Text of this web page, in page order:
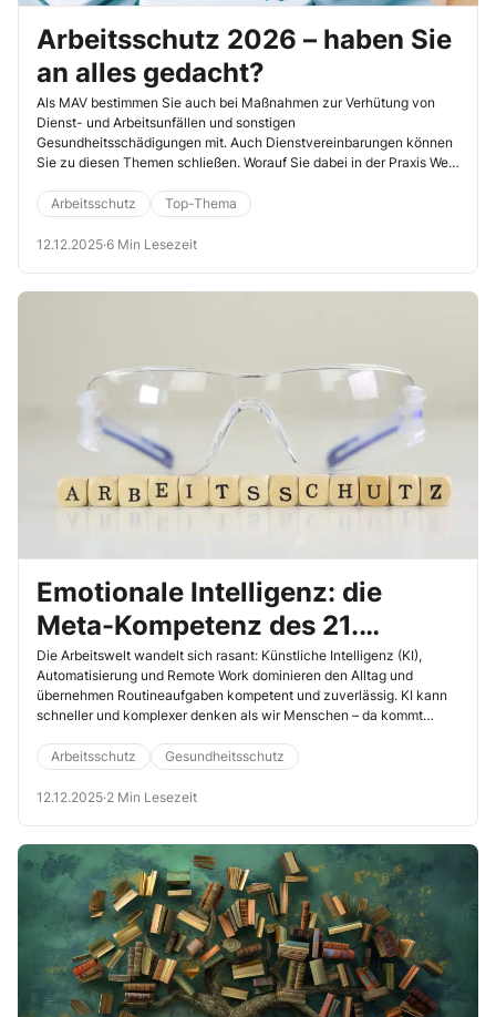
Arbeitsschutz 2026 – haben Sie
an alles gedacht?
Als MAV bestimmen Sie auch bei Maßnahmen zur Verhütung von
Dienst- und Arbeitsunfällen und sonstigen
Gesundheitsschädigungen mit. Auch Dienstvereinbarungen können
Sie zu diesen Themen schließen. Worauf Sie dabei in der Praxis Wert
Arbeitsschutz
Top-Thema
12.12.2025·6 Min Lesezeit
Emotionale Intelligenz: die
Meta-Kompetenz des 21.
Jahrhunderts
Die Arbeitswelt wandelt sich rasant: Künstliche Intelligenz (KI),
Automatisierung und Remote Work dominieren den Alltag und
übernehmen Routineaufgaben kompetent und zuverlässig. KI kann
schneller und komplexer denken als wir Menschen – da kommt
Klar ist, dass die Digitalisierung den Mensch-Faktor nicht ersetzen
kann. Im Gegenteil: Emotionale Kompetenz rückt in den Vordergrund.
Studien zeigen, dass die gute Zusammenarbeit in einer Dienststelle
auseinandergesetzt?
Arbeitsschutz Gesundheitsschutz
12.12.2025·2 Min Lesezeit